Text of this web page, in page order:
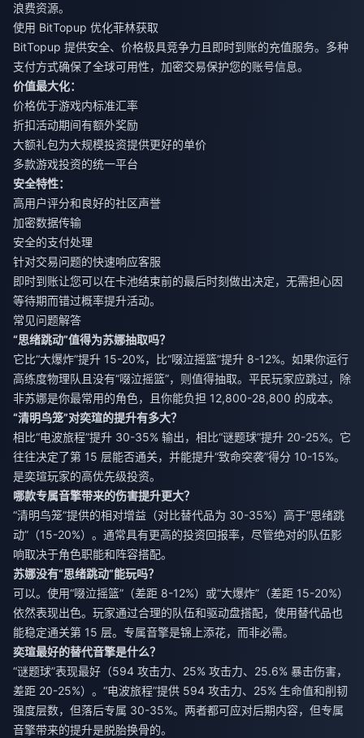
浪费资源。
使用 BitTopup 优化菲林获取
BitTopup 提供安全、价格极具竞争力且即时到账的充值服务。多种
支付方式确保了全球可用性，加密交易保护您的账号信息。
价值最大化：
价格优于游戏内标准汇率
折扣活动期间有额外奖励
大额礼包为大规模投资提供更好的单价
多款游戏投资的统一平台
安全特性：
高用户评分和良好的社区声誉
加密数据传输
安全的支付处理
针对交易问题的快速响应客服
即时到账让您可以在卡池结束前的最后时刻做出决定，无需担心因
等待期而错过概率提升活动。
常见问题解答
“思绪跳动”值得为苏娜抽取吗？
它比“大爆炸”提升 15-20%，比“啜泣摇篮”提升 8-12%。如果你运行
高练度物理队且没有“啜泣摇篮”，则值得抽取。平民玩家应跳过，除
非苏娜是你最常用的角色，且你能负担 12,800-28,800 的成本。
“清明鸟笼”对奕瑄的提升有多大？
相比“电波旅程”提升 30-35% 输出，相比“谜题球”提升 20-25%。它
往往决定了第 15 层能否通关，并能提升“致命突袭”得分 10-15%。
是奕瑄玩家的高优先级投资。
哪款专属音擎带来的伤害提升更大？
“清明鸟笼”提供的相对增益（对比替代品为 30-35%）高于“思绪跳
动”（15-20%）。通常具有更高的投资回报率，尽管绝对的队伍影
响取决于角色职能和阵容搭配。
苏娜没有“思绪跳动”能玩吗？
可以。使用“啜泣摇篮”（差距 8-12%）或“大爆炸”（差距 15-20%）
依然表现出色。玩家通过合理的队伍和驱动盘搭配，使用替代品也
能稳定通关第 15 层。专属音擎是锦上添花，而非必需。
奕瑄最好的替代音擎是什么？
“谜题球”表现最好（594 攻击力、25% 攻击力、25.6% 暴击伤害，
差距 20-25%）。“电波旅程”提供 594 攻击力、25% 生命值和削韧
强度层数，但落后专属 30-35%。两者都可应对后期内容，但专属
音擎带来的提升是脱胎换骨的。